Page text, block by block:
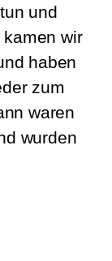
und
wir
haben
zum
waren
wurden